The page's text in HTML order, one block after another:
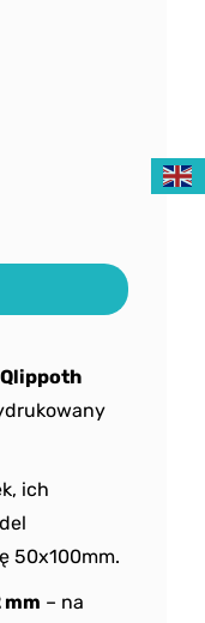
Qlippoth
ich
50x100mm.
mm – na